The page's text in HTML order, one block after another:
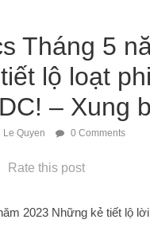
Tháng 5
lộ loạt
– Xung
Le Quyen 0 Comments
Rate this post
2023 Những kẻ tiết lộ